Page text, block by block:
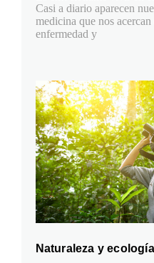
Casi a diario aparecen
medicina que nos
enfermedad y
Naturaleza y ecología